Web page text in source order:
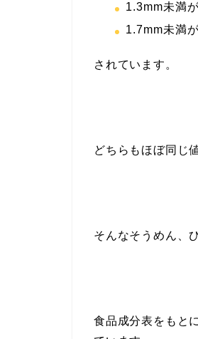
1.3mm未満
1.7mm未満
されています。
どちらもほぼ同じ
そんなそうめん、
食品成分表をもと